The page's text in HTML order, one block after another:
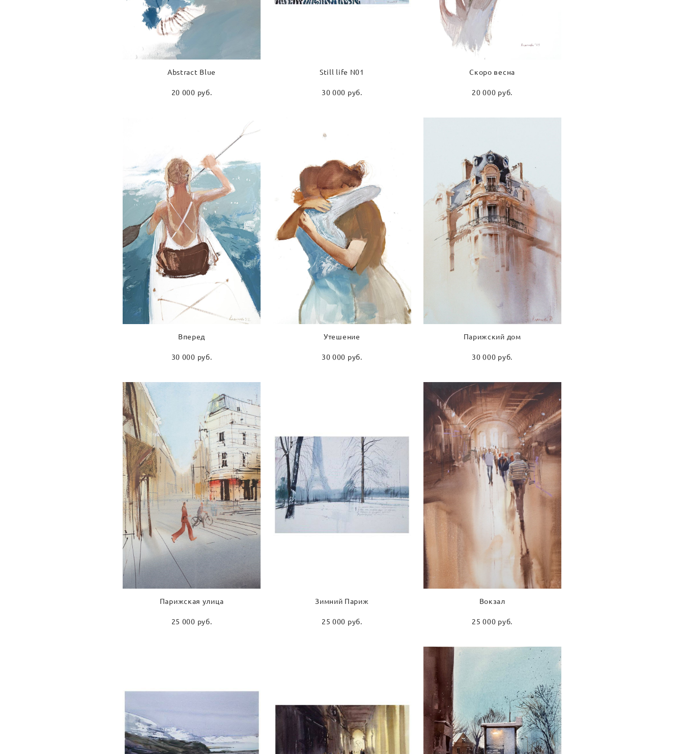
Abstract Blue
20 000 pуб.
Still life N01
30 000 pуб.
Скоро весна
20 000 pуб.
Вперед
30 000 pуб.
Утешение
30 000 pуб.
Парижский дом
30 000 pуб.
Парижская улица
25 000 pуб.
Зимний Париж
25 000 pуб.
Вокзал
25 000 pуб.